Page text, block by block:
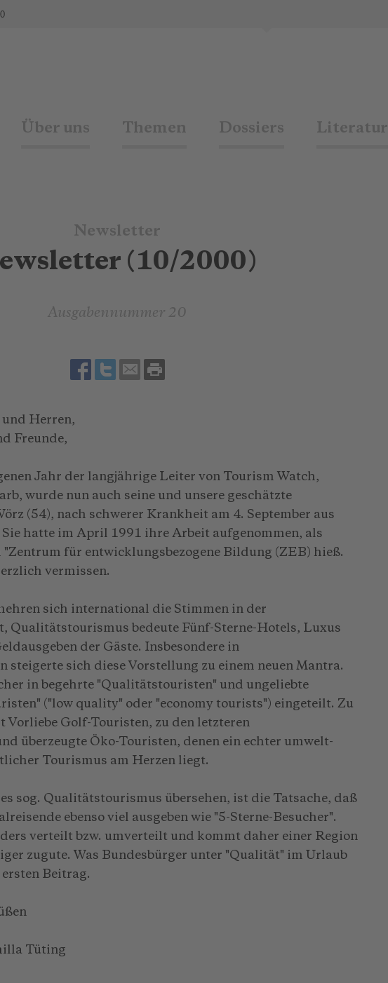
Über uns Themen Dossiers Literatur
Newsletter
(10/2000)
Ausgabennummer 20
und Herren,
Freunde,
Jahr der langjährige Leiter von Tourism Watch,
wurde nun auch seine und unsere geschätzte
(54), nach schwerer Krankheit am 4. September aus
Sie hatte im April 1991 ihre Arbeit aufgenommen, als
"Zentrum für entwicklungsbezogene Bildung (ZEB) hieß.
vermissen.
sich international die Stimmen in der
Qualitätstourismus bedeute Fünf-Sterne-Hotels, Luxus
der Gäste. Insbesondere in
steigerte sich diese Vorstellung zu einem neuen Mantra.
in begehrte "Qualitätstouristen" und ungeliebte
("low quality" oder "economy tourists") eingeteilt. Zu
Vorliebe Golf-Touristen, zu den letzteren
überzeugte Öko-Touristen, denen ein echter umwelt-
Tourismus am Herzen liegt.
sog. Qualitätstourismus übersehen, ist die Tatsache, daß
ebenso viel ausgeben wie "5-Sterne-Besucher".
verteilt bzw. umverteilt und kommt daher einer Region
zugute. Was Bundesbürger unter "Qualität" im Urlaub
Beitrag.
Tüting